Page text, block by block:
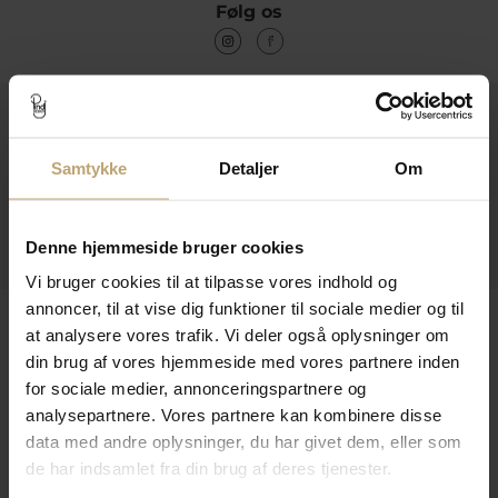
Samtykke Detaljer Om
Denne hjemmeside bruger cookies
Vi bruger cookies til at tilpasse vores indhold og
annoncer, til at vise dig funktioner til sociale medier og til
at analysere vores trafik. Vi deler også oplysninger om
din brug af vores hjemmeside med vores partnere inden
for sociale medier, annonceringspartnere og
analysepartnere. Vores partnere kan kombinere disse
data med andre oplysninger, du har givet dem, eller som
de har indsamlet fra din brug af deres tjenester.
Følg os
Kontakt
Åbningstider I Butikken
Information
Praktiske Sider
Leveringsmuligheder
Betalingsmuligheder